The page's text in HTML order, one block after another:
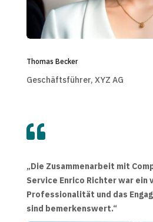
Thomas Becker
Geschäftsführer, XYZ AG

„Die Zusammenarbeit mit
Service Enrico Richter war ein
Professionalität und das
sind bemerkenswert.“